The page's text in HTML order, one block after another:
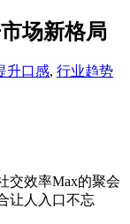
场新格局
升⼝感, 行业趋势
交效率Max的聚会
让人入口不忘